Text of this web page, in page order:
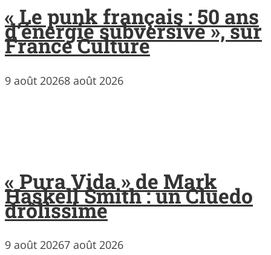
« Le punk français : 50 ans
d’énergie subversive », sur
France Culture
9 août 20268 août 2026
« Pura Vida » de Mark
Haskell Smith : un Cluedo
drôlissime
9 août 20267 août 2026